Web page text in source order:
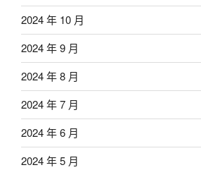
2024 年 10 月
2024 年 9 月
2024 年 8 月
2024 年 7 月
2024 年 6 月
2024 年 5 月